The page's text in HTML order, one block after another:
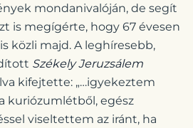
mondanivalóján, de segít
is megígérte, hogy 67 évesen
közli majd. A leghíresebb,
Székely Jeruzsálem
kifejtette: „…igyekeztem
kuriózumlétből, egész
viseltettem az iránt, ha